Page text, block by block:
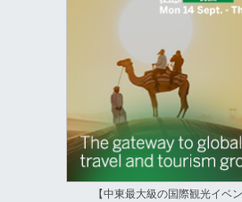
【中東最大級の国際観光イベ